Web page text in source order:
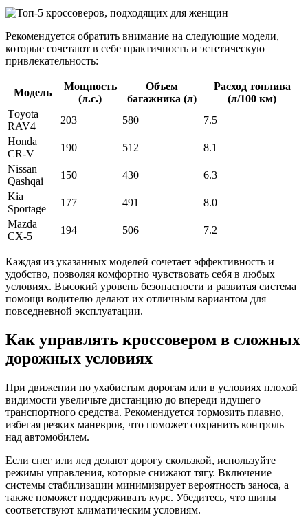
Рекомендуется обратить внимание на следующие модели,
которые сочетают в себе практичность и эстетическую
привлекательность:
Модель
Мощность
(л.с.)
Объем
багажника (л)
Расход топлива
(л/100 км)
Тoyota
RAV4
203 580
7.5
Honda
CR-V
190 512
8.1
Nissan
Qashqai
150 430
6.3
Kia
Sportage
177 491
8.0
Mazda
CX-5
194 506 7.2
Каждая из указанных моделей сочетает эффективность и
удобство, позволяя комфортно чувствовать себя в любых
условиях. Высокий уровень безопасности и развитая система
помощи водителю делают их отличным вариантом для
повседневной эксплуатации.
Как управлять кроссовером в сложных
дорожных условиях
При движении по ухабистым дорогам или в условиях плохой
видимости увеличьте дистанцию до впереди идущего
транспортного средства. Рекомендуется тормозить плавно,
избегая резких маневров, что поможет сохранить контроль
над автомобилем.
Если снег или лед делают дорогу скользкой, используйте
режимы управления, которые снижают тягу. Включение
системы стабилизации минимизирует вероятность заноса, а
также поможет поддерживать курс. Убедитесь, что шины
соответствуют климатическим условиям.